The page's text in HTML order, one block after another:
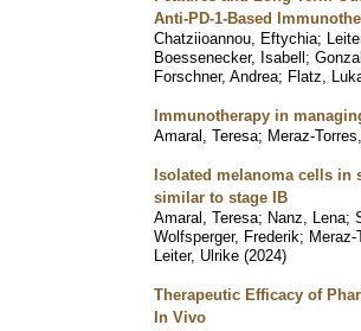
Anti-PD-1-Based
Chatziioannou, Eftychia;
Boessenecker, Isabell;
Forschner, Andrea; Flatz,
Immunotherapy in
Amaral, Teresa; Meraz-
Isolated melanoma cells in
similar to stage IB
Amaral, Teresa; Nanz, Lena;
Wolfsperger, Frederik; Meraz-
Leiter, Ulrike (2024)
Therapeutic Efficacy of
In Vivo